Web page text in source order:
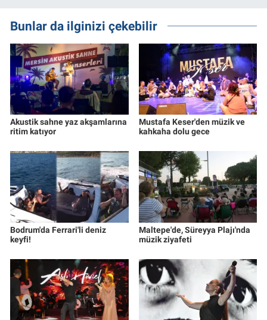
Bunlar da ilginizi çekebilir
Akustik sahne yaz akşamlarına
ritim katıyor
Mustafa Keser'den müzik ve
kahkaha dolu gece
Bodrum'da Ferrari'li deniz
keyfi!
Maltepe'de, Süreyya Plajı'nda
müzik ziyafeti